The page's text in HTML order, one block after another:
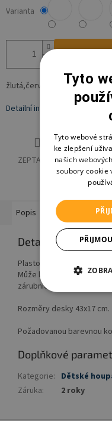
Varianta
žlutá,červená
Detailní informace
ZEPTAT SE HLÍDAT
Popis Hodnocení
Detailní popis
Plastová houpací deska s
Může být zavěšena na 2
zárubních, stěnách nebo
Rozměry desky 43x17 cm.
Požadovanou barevnou
Doplňkové
Kategorie: Dětské
Záruka: 2 roky
Tyto
Tyto webové
ke zlepšení
našich
soubory cookie